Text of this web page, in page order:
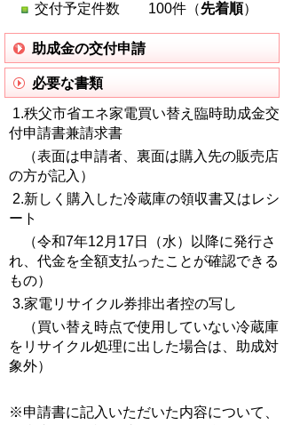
交付予定件数 100件（先着順）
助成金の交付申請
必要な書類
1.秩父市省エネ家電買い替え臨時助成金交
付申請書兼請求書
（表面は申請者、裏面は購入先の販売店
の方が記入）
2.新しく購入した冷蔵庫の領収書又はレシ
ート
（令和7年12月17日（水）以降に発行さ
れ、代金を全額支払ったことが確認できる
もの）
3.家電リサイクル券排出者控の写し
（買い替え時点で使用していない冷蔵庫
をリサイクル処理に出した場合は、助成対
象外）
※申請書に記入いただいた内容について、